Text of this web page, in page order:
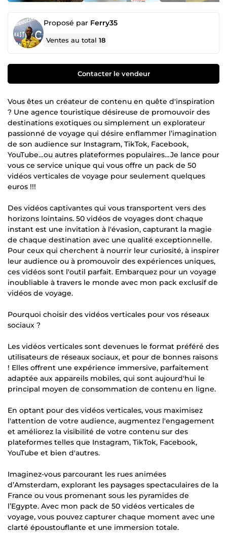
Proposé par Ferry35
Ventes au total18
Contacter le vendeur
Vous êtes un créateur de contenu en quête d'inspiration
? Une agence touristique désireuse de promouvoir des
destinations exotiques ou simplement un explorateur
passionné de voyage qui désire enflammer l’imagination
de son audience sur Instagram, TikTok, Facebook,
YouTube…ou autres plateformes populaires…Je lance pour
vous ce service unique qui vous offre un pack de 50
vidéos verticales de voyage pour seulement quelques
euros !!!
Des vidéos captivantes qui vous transportent vers des
horizons lointains. 50 vidéos de voyages dont chaque
instant est une invitation à l'évasion, capturant la magie
de chaque destination avec une qualité exceptionnelle.
Pour ceux qui cherchent à nourrir leur curiosité, à inspirer
leur audience ou à promouvoir des expériences uniques,
ces vidéos sont l'outil parfait. Embarquez pour un voyage
inoubliable à travers le monde avec mon pack exclusif de
vidéos de voyage.
Pourquoi choisir des vidéos verticales pour vos réseaux
sociaux ?
Les vidéos verticales sont devenues le format préféré des
utilisateurs de réseaux sociaux, et pour de bonnes raisons
! Elles offrent une expérience immersive, parfaitement
adaptée aux appareils mobiles, qui sont aujourd'hui le
principal moyen de consommation de contenu en ligne.
En optant pour des vidéos verticales, vous maximisez
l'attention de votre audience, augmentez l'engagement
et améliorez la visibilité de votre contenu sur des
plateformes telles que Instagram, TikTok, Facebook,
YouTube et bien d'autres.
Imaginez-vous parcourant les rues animées
d’Amsterdam, explorant les paysages spectaculaires de la
France ou vous promenant sous les pyramides de
l’Egypte. Avec mon pack de 50 vidéos verticales de
voyage, vous pouvez capturer chaque moment avec une
clarté époustouflante et une immersion totale.